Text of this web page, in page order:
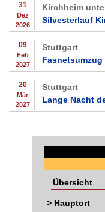
31
Dez
2026
Kirchheim
Silvesterlauf
09
Feb
2027
Stuttgart
20
Mär
2027
Stuttgart
Lange Nacht
Übersicht
> Hauptort